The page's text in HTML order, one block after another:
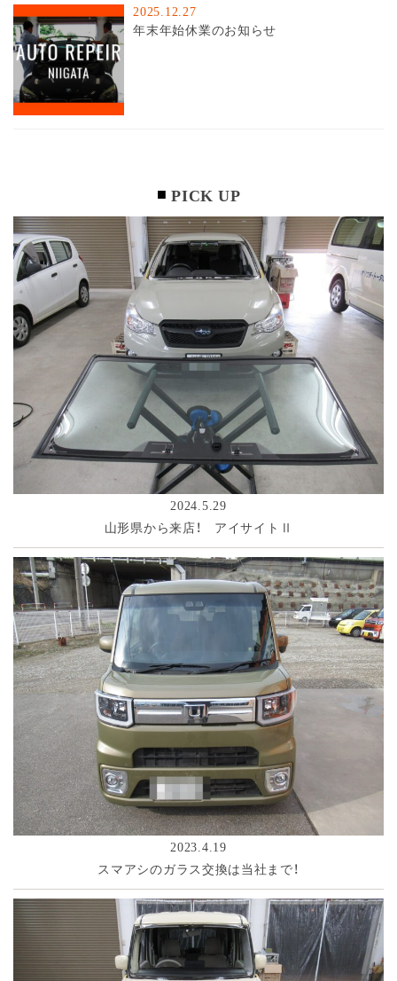
2025.12.27
年末年始休業のお知らせ
PICK UP
2024.5.29
山形県から来店！ アイサイトⅡ
2023.4.19
スマアシのガラス交換は当社まで！